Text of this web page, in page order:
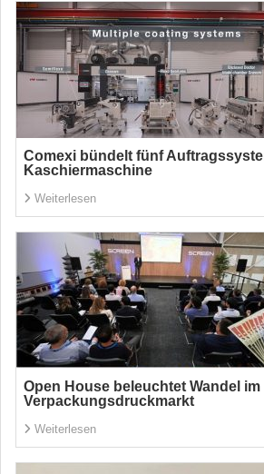
Comexi bündelt fünf
Kaschiermaschine
Weiterlesen
Open House beleuchtet Wandel im
Verpackungsdruckmarkt
Weiterlesen